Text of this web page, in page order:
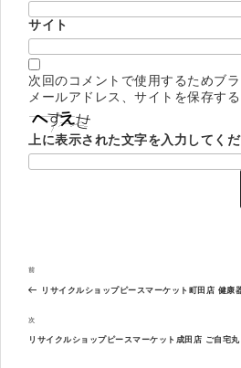
サイト
次回のコメントで使用するためブ
メールアドレス、サイトを保存する
上に表示された文字を入力してくだ
稿
ナ
ゲ
ー
過
去
投
稿
前
リサイクルショップピースマーケット町田店 健康
次
の
次
リサイクルショップピースマーケット成田店 ご自宅